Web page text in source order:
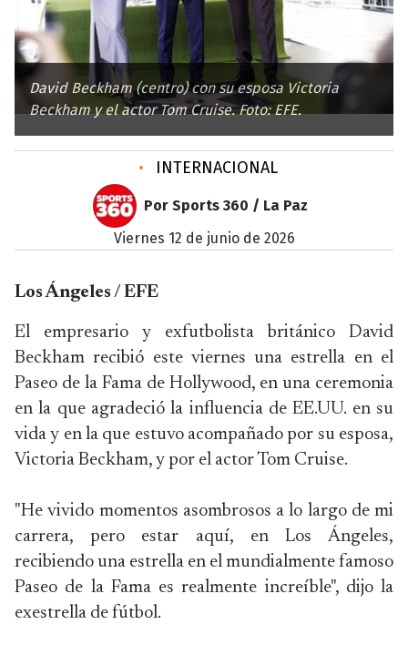
David Beckham (centro) con su esposa Victoria
Beckham y el actor Tom Cruise. Foto: EFE.
• INTERNACIONAL
Por Sports 360 / La Paz
viernes 12 de junio de 2026
Los Ángeles / EFE
El empresario y exfutbolista británico David
Beckham recibió este viernes una estrella en el
Paseo de la Fama de Hollywood, en una ceremonia
en la que agradeció la influencia de EE.UU. en su
vida y en la que estuvo acompañado por su esposa,
Victoria Beckham, y por el actor Tom Cruise.
"He vivido momentos asombrosos a lo largo de mi
carrera, pero estar aquí, en Los Ángeles,
recibiendo una estrella en el mundialmente famoso
Paseo de la Fama es realmente increíble", dijo la
exestrella de fútbol.